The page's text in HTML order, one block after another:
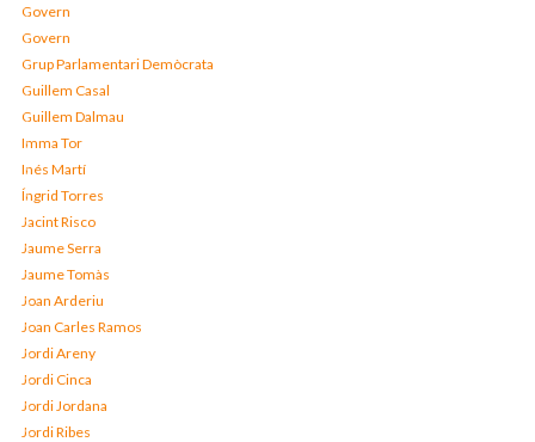
Govern
Govern
Grup Parlamentari Demòcrata
Guillem Casal
Guillem Dalmau
Imma Tor
Inés Martí
Íngrid Torres
Jacint Risco
Jaume Serra
Jaume Tomàs
Joan Arderiu
Joan Carles Ramos
Jordi Areny
Jordi Cinca
Jordi Jordana
Jordi Ribes